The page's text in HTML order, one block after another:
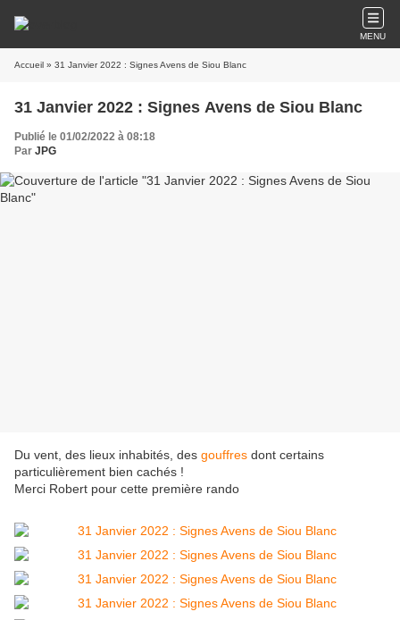
MENU
Accueil » 31 Janvier 2022 : Signes Avens de Siou Blanc
31 Janvier 2022 : Signes Avens de Siou Blanc
Publié le 01/02/2022 à 08:18
Par JPG
Du vent, des lieux inhabités, des gouffres dont certains
particulièrement bien cachés !
Merci Robert pour cette première rando